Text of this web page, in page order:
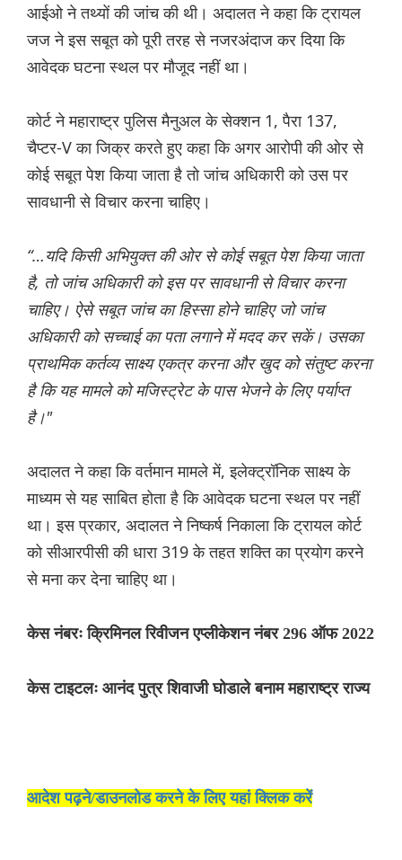
आईओ ने तथ्यों की जांच की थी। अदालत ने कहा कि ट्रायल
जज ने इस सबूत को पूरी तरह से नजरअंदाज कर दिया कि
आवेदक घटना स्थल पर मौजूद नहीं था।
कोर्ट ने महाराष्ट्र पुलिस मैनुअल के सेक्शन 1, पैरा 137,
चैप्टर-V का जिक्र करते हुए कहा कि अगर आरोपी की ओर से
कोई सबूत पेश किया जाता है तो जांच अधिकारी को उस पर
सावधानी से विचार करना चाहिए।
“…यदि किसी अभियुक्त की ओर से कोई सबूत पेश किया जाता
है, तो जांच अधिकारी को इस पर सावधानी से विचार करना
चाहिए। ऐसे सबूत जांच का हिस्सा होने चाहिए जो जांच
अधिकारी को सच्चाई का पता लगाने में मदद कर सकें। उसका
प्राथमिक कर्तव्य साक्ष्य एकत्र करना और खुद को संतुष्ट करना
है कि यह मामले को मजिस्ट्रेट के पास भेजने के लिए पर्याप्त
है।"
अदालत ने कहा कि वर्तमान मामले में, इलेक्ट्रॉनिक साक्ष्य के
माध्यम से यह साबित होता है कि आवेदक घटना स्थल पर नहीं
था। इस प्रकार, अदालत ने निष्कर्ष निकाला कि ट्रायल कोर्ट
को सीआरपीसी की धारा 319 के तहत शक्ति का प्रयोग करने
से मना कर देना चाहिए था।
केस नंबरः क्रिमिनल रिवीजन एप्लीकेशन नंबर 296 ऑफ 2022
केस टाइटलः आनंद पुत्र शिवाजी घोडाले बनाम महाराष्ट्र राज्य
आदेश पढ़ने/डाउनलोड करने के लिए यहां क्लिक करें